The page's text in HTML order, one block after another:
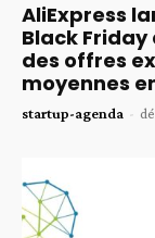
AliExpress
Black
des offres
moyennes
startup-agenda -